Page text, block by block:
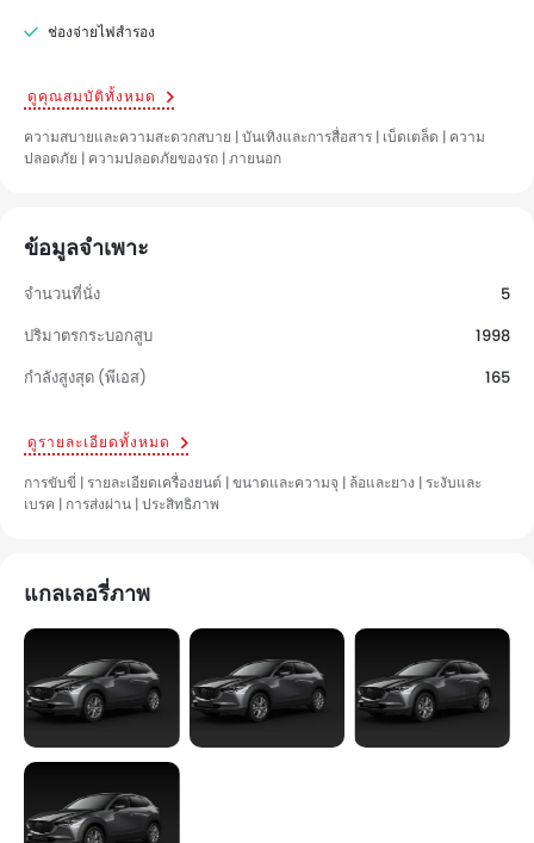
ช่องจ่ายไฟสำรอง
ดูคุณสมบัติทั้งหมด
ความสบายและความสะดวกสบาย | บันเทิงและการสื่อสาร | เบ็ดเตล็ด | ความ
ปลอดภัย | ความปลอดภัยของรถ | ภายนอก
ข้อมูลจำเพาะ
จำนวนที่นั่ง
5
ปริมาตรกระบอกสูบ
1998
กำลังสูงสุด (พีเอส)
165
ดูรายละเอียดทั้งหมด
การขับขี่ | รายละเอียดเครื่องยนต์ | ขนาดและความจุ | ล้อและยาง | ระงับและ
เบรค | การส่งผ่าน | ประสิทธิภาพ
แกลเลอรี่ภาพ